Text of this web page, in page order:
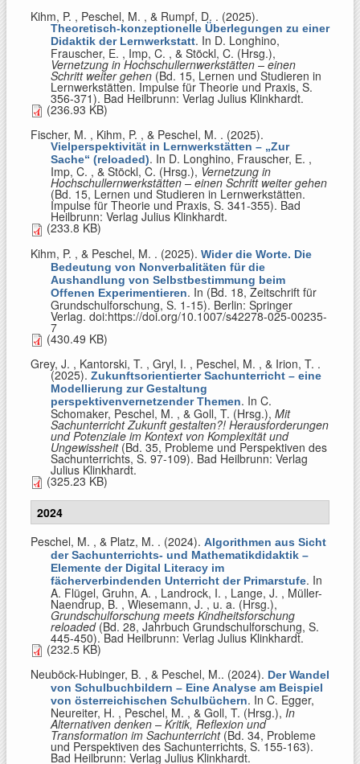
Kihm, P. , Peschel, M. , & Rumpf, D. . (2025).
Theoretisch-konzeptionelle Überlegungen zu einer
Didaktik der Lernwerkstatt. In D. Longhino,
Frauscher, E. , Imp, C. , & Stöckl, C. (Hrsg.),
Vernetzung in Hochschullernwerkstätten – einen
Schritt weiter gehen (Bd. 15, Lernen und Studieren in
Lernwerkstätten. Impulse für Theorie und Praxis, S.
356-371). Bad Heilbrunn: Verlag Julius Klinkhardt.
(236.93 KB)
Fischer, M. , Kihm, P. , & Peschel, M. . (2025).
Vielperspektivität in Lernwerkstätten – „Zur
Sache“ (reloaded). In D. Longhino, Frauscher, E. ,
Imp, C. , & Stöckl, C. (Hrsg.), Vernetzung in
Hochschullernwerkstätten – einen Schritt weiter gehen
(Bd. 15, Lernen und Studieren in Lernwerkstätten.
Impulse für Theorie und Praxis, S. 341-355). Bad
Heilbrunn: Verlag Julius Klinkhardt.
(233.8 KB)
Kihm, P. , & Peschel, M. . (2025). Wider die Worte. Die
Bedeutung von Nonverbalitäten für die
Aushandlung von Selbstbestimmung beim
Offenen Experimentieren. In (Bd. 18, Zeitschrift für
Grundschulforschung, S. 1-15). Berlin: Springer
Verlag. doi:https://doi.org/10.1007/s42278-025-00235-
7
(430.49 KB)
Grey, J. , Kantorski, T. , Gryl, I. , Peschel, M. , & Irion, T. .
(2025). Zukunftsorientierter Sachunterricht – eine
Modellierung zur Gestaltung
perspektivenvernetzender Themen. In C.
Schomaker, Peschel, M. , & Goll, T. (Hrsg.), Mit
Sachunterricht Zukunft gestalten?! Herausforderungen
und Potenziale im Kontext von Komplexität und
Ungewissheit(Bd. 35, Probleme und Perspektiven des
Sachunterrichts, S. 97-109). Bad Heilbrunn: Verlag
Julius Klinkhardt.
(325.23 KB)
2024
Peschel, M. , & Platz, M. . (2024). Algorithmen aus Sicht
der Sachunterrichts- und Mathematikdidaktik –
Elemente der Digital Literacy im
fächerverbindenden Unterricht der Primarstufe. In
A. Flügel, Gruhn, A. , Landrock, I. , Lange, J. , Müller-
Naendrup, B. , Wiesemann, J. , u. a. (Hrsg.),
Grundschulforschung meets Kindheitsforschung
reloaded(Bd. 28, Jahrbuch Grundschulforschung, S.
445-450). Bad Heilbrunn: Verlag Julius Klinkhardt.
(232.5 KB)
Neuböck-Hubinger, B. , & Peschel, M.. (2024). Der Wandel
von Schulbuchbildern – Eine Analyse am Beispiel
von österreichischen Schulbüchern. In C. Egger,
Neureiter, H. , Peschel, M. , & Goll, T. (Hrsg.), In
Alternativen denken – Kritik, Reflexion und
Transformation im Sachunterricht(Bd. 34, Probleme
und Perspektiven des Sachunterrichts, S. 155-163).
Bad Heilbrunn: Verlag Julius Klinkhardt.